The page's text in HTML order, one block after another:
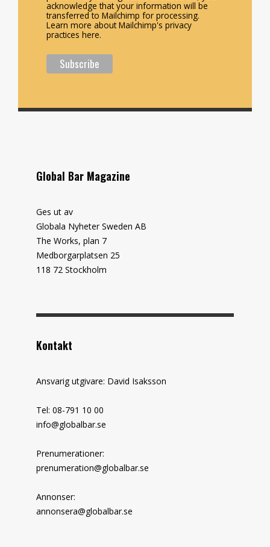
acknowledge that your information will be
transferred to Mailchimp for processing.
Learn more about Mailchimp's privacy
practices here.
Global Bar Magazine
Ges ut av
Globala Nyheter Sweden AB
The Works, plan 7
Medborgarplatsen 25
118 72 Stockholm
Kontakt
Ansvarig utgivare: David Isaksson
Tel: 08-791 10 00
info@globalbar.se
Prenumerationer:
prenumeration@globalbar.se
Annonser:
annonsera@globalbar.se